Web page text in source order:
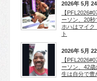
2026年 5月
【
ーソン、20
ホハはマイク
ト
2026年 5月
【
ーソン、42歳
生は自分で豊